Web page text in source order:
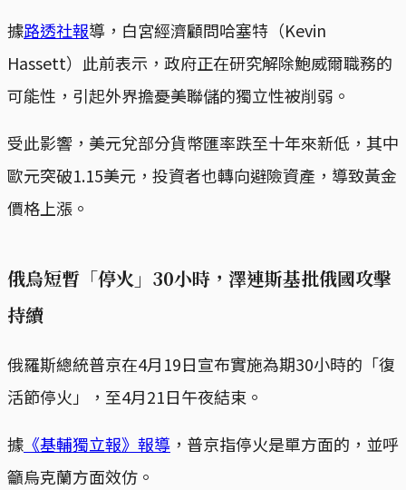
據路透社報導，白宮經濟顧問哈塞特（Kevin
Hassett）此前表示，政府正在研究解除鮑威爾職務的
可能性，引起外界擔憂美聯儲的獨立性被削弱。​
受此影響，美元兌部分貨幣匯率跌至十年來新低，其中
歐元突破1.15美元，投資者也轉向避險資產，導致黃金
價格上漲。​
俄烏短暫「停火」30小時，澤連斯基批俄國攻擊
持續
俄羅斯總統普京在4月19日宣布實施為期30小時的「復
活節停火」，至4月21日午夜結束。
據 《基輔獨立報》報導 ，普京指停火是單方面的，並呼
籲烏克蘭方面效仿。